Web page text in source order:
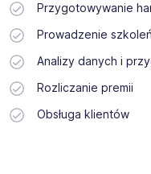
Przygotowywanie
Prowadzenie szkoleń
Analizy danych i
Rozliczanie premii
Obsługa klientów